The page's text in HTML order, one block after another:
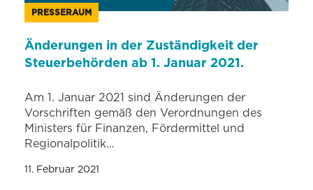
PRESSERAUM
Änderungen in der Zuständigkeit der
Steuerbehörden ab 1. Januar 2021.
Am 1. Januar 2021 sind Änderungen der
Vorschriften gemäß den Verordnungen des
Ministers für Finanzen, Fördermittel und
Regionalpolitik…
11. Februar 2021